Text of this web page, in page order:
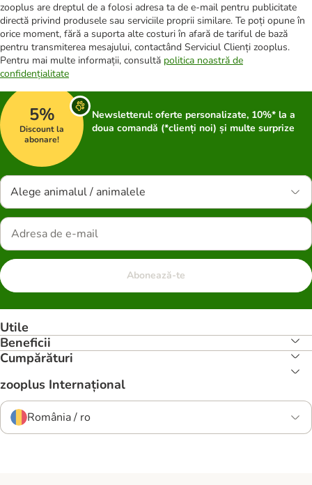
zooplus are dreptul de a folosi adresa ta de e-mail pentru publicitate
directă privind produsele sau serviciile proprii similare. Te poți opune în
orice moment, fără a suporta alte costuri în afară de tariful de bază
pentru transmiterea mesajului, contactând Serviciul Clienți zooplus.
Pentru mai multe informații, consultă politica noastră de
confidențialitate
5%
Discount la
abonare!
Newsletterul: oferte personalizate, 10%* la a
doua comandă (*clienți noi) și multe surprize
Alege animalul / animalele
Abonează-te
Utile
Beneficii
Cumpărături
zooplus Internațional
România / ro